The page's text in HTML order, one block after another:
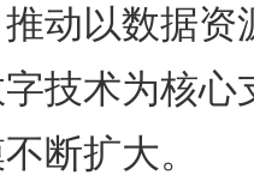
动以数据资
技术为核心
断扩大。